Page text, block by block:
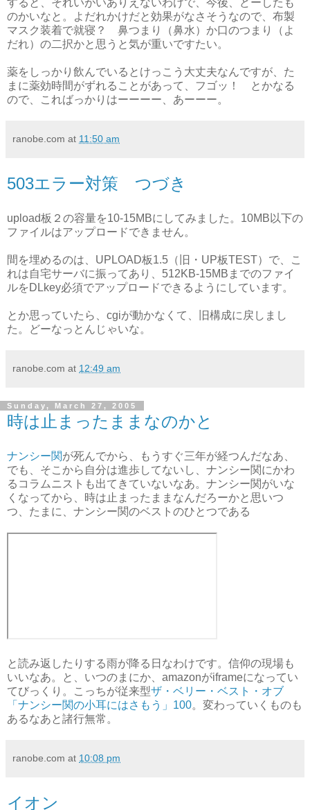
すると、それいがいありえないわけで、今後、どーしたも
のかいなと。よだれかけだと効果がなさそうなので、布製
マスク装着で就寝？ 鼻つまり（鼻水）か口のつまり（よ
だれ）の二択かと思うと気が重いですたい。
薬をしっかり飲んでいるとけっこう大丈夫なんですが、た
まに薬効時間がずれることがあって、フゴッ！ とかなる
ので、こればっかりはーーーー、あーーー。
ranobe.com at 11:50 am
503エラー対策 つづき
upload板２の容量を10-15MBにしてみました。10MB以下の
ファイルはアップロードできません。
間を埋めるのは、UPLOAD板1.5（旧・UP板TEST）で、こ
れは自宅サーバに振ってあり、512KB-15MBまでのファイ
ルをDLkey必須でアップロードできるようにしています。
とか思っていたら、cgiが動かなくて、旧構成に戻しまし
た。どーなっとんじゃいな。
ranobe.com at 12:49 am
Sunday, March 27, 2005
時は止まったままなのかと
ナンシー関が死んでから、もうすぐ三年が経つんだなあ、
でも、そこから自分は進歩してないし、ナンシー関にかわ
るコラムニストも出てきていないなあ。ナンシー関がいな
くなってから、時は止まったままなんだろーかと思いつ
つ、たまに、ナンシー関のベストのひとつである
と読み返したりする雨が降る日なわけです。信仰の現場も
いいなあ。と、いつのまにか、amazonがiframeになってい
てびっくり。こっちが従来型ザ・ベリー・ベスト・オブ
「ナンシー関の小耳にはさもう」100。変わっていくものも
あるなあと諸行無常。
ranobe.com at 10:08 pm
イオン